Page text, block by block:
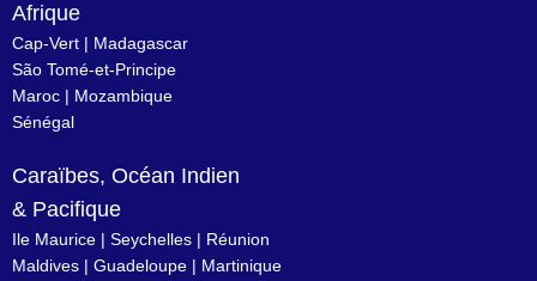
Afrique
Cap-Vert | Madagascar
São Tomé-et-Principe
Maroc | Mozambique
Sénégal
Caraïbes, Océan Indien
& Pacifique
Ile Maurice | Seychelles | Réunion
Maldives | Guadeloupe | Martinique